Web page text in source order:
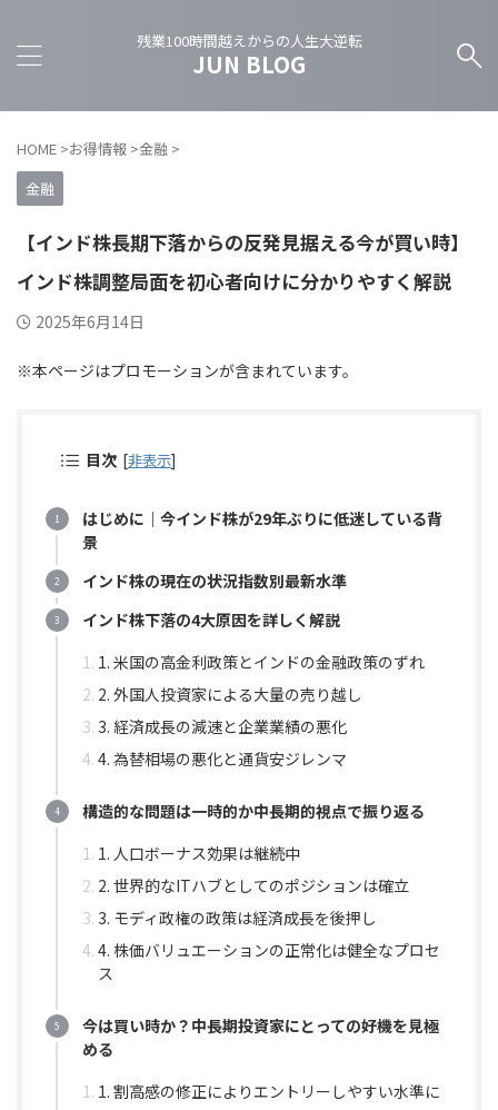
残業100時間越えからの人生大逆転
JUN BLOG
HOME >お得情報 >金融 >
金融
【インド株長期下落からの反発見据える今が買い時】
インド株調整局面を初心者向けに分かりやすく解説
2025年6月14日
※本ページはプロモーションが含まれています。
目次 [非表示]
はじめに｜今インド株が29年ぶりに低迷している背
景
インド株の現在の状況指数別最新水準
インド株下落の4大原因を詳しく解説
1. 米国の高金利政策とインドの金融政策のずれ
2. 外国人投資家による大量の売り越し
3. 経済成長の減速と企業業績の悪化
4. 為替相場の悪化と通貨安ジレンマ
構造的な問題は一時的か中長期的視点で振り返る
1. 人口ボーナス効果は継続中
2. 世界的なITハブとしてのポジションは確立
3. モディ政権の政策は経済成長を後押し
4. 株価バリュエーションの正常化は健全なプロセ
ス
今は買い時か？中長期投資家にとっての好機を見極
める
1. 割高感の修正によりエントリーしやすい水準に